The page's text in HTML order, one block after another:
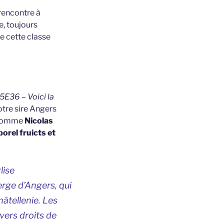
à
toujours
cette classe
– Voici la
sire Angers
Nicolas
fruicts et
d’Angers, qui
Les
droits de